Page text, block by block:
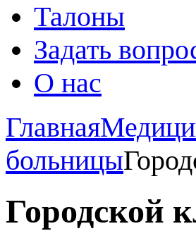
Талоны
Задать
О нас
Главная
больницы
Городской